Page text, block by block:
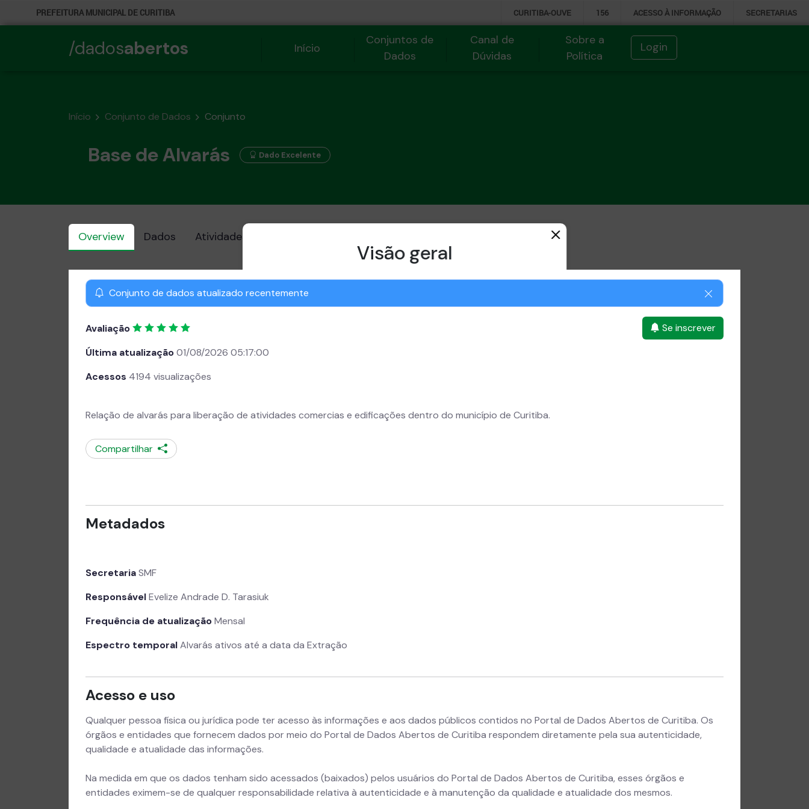
PREFEITURA MUNICIPAL DE CURITIBA CURITIBA-OUVE 156 ACESSO ÀINFORMAÇÃO SECRETARIAS
/dadosabertos Início
Conjuntos de
Dados
Canal de
Dúvidas
Sobre a
Política
Login
Início Conjunto de Dados Conjunto
Base de Alvarás Dado Excelente
Overview Dados Atividades
Conjunto de dados atualizado recentemente
Se inscrever
Avaliação
Última atualização01/08/2026 05:17:00
Acessos 4194 visualizações
Relação de alvarás para liberação de atividades comercias e edificações dentro do município de Curitiba.
Compartilhar
Metadados
SecretariaSMF
ResponsávelEvelize Andrade D. Tarasiuk
Frequência de atualizaçãoMensal
Espectro temporalAlvarás ativos até a data da Extração
Acesso e uso
Qualquer pessoa física ou jurídica pode ter acesso às informações e aos dados públicos contidos no Portal de Dados Abertos de Curitiba. Os
órgãos e entidades que fornecem dados por meio do Portal de Dados Abertos de Curitiba respondem diretamente pela sua autenticidade,
qualidade e atualidade das informações.
Na medida em que os dados tenham sido acessados (baixados) pelos usuários do Portal de Dados Abertos de Curitiba, esses órgãos e
entidades eximem-se de qualquer responsabilidade relativa à autenticidade e à manutenção da qualidade e atualidade dos mesmos.
Visão geral
Este campo permite você visualizar os dados gerais do